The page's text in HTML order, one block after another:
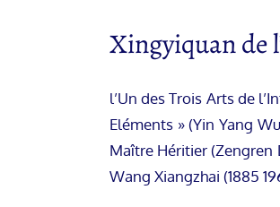
Xingyiquan de
l’Un des Trois Arts de
Eléments » (Yin Yang
Maître Héritier (Zengren
Wang Xiangzhai (1885